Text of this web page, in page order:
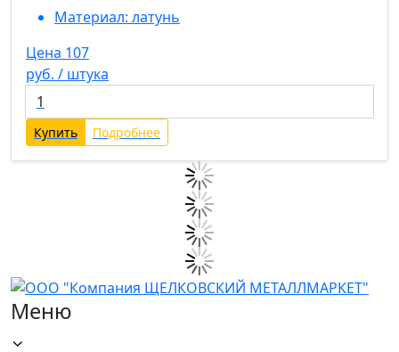
Материал: латунь
Цена 107
руб. / штука
Купить Подробнее
Меню